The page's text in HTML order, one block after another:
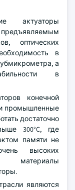
актуаторы
предъявляемым
оптических
в
а
в
конечной
промышленные
достаточно
300°C, где
памяти не
высоких
материалы
являются